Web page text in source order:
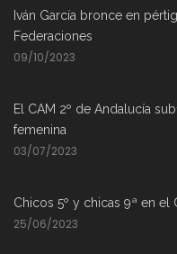
Iván García bronce en
Federaciones
09/10/2023
El CAM 2º de Andalucía
femenina
03/07/2023
Chicos 5º y chicas 9ª en
25/06/2023